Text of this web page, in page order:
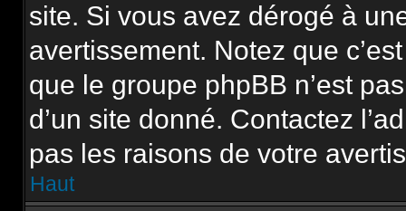
site. Si vous avez dérogé à
avertissement. Notez que
que le groupe phpBB n’est
d’un site donné. Contactez
pas les raisons de votre
Haut